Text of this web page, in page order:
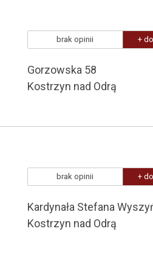
brak opinii +
Gorzowska 58
Kostrzyn nad Odrą
brak opinii +
Kardynała Stefana
Kostrzyn nad Odrą